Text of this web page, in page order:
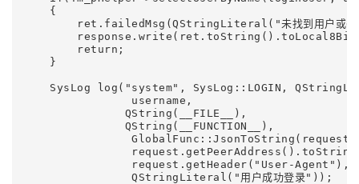
    {
ret.failedMsg(QStringLiteral("未找到用户或密
        return;
    }
SysLog log("system", SysLog::LOGIN,
                username,
               QString(__FILE__),
               QString(__FUNCTION__),
                request.getHeader("User-Agent"),
                QStringLiteral("用户成功登录"));